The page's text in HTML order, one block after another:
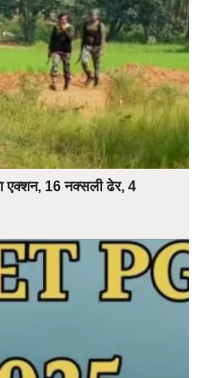
एक्शन, 16 नक्सली ढेर, 4